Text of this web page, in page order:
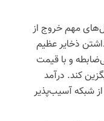
مهم خروج از
ذخایر عظیم
و با قیمت
کند. درآمد
شبکه آسیب‌پذیر